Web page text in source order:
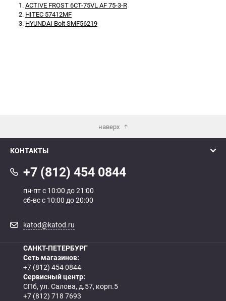
ACTIVE FROST 6СТ-75VL АF 75-3-R
HITEC 57412MF
HYUNDAI Bolt SMF56219
наверх
КОНТАКТЫ
+7 (812) 454 0844
пн-пт с 10:00 до 21:00
сб-вс с 10:00 до 20:00
katod@katod.ru
САНКТ-ПЕТЕРБУРГ
Сеть магазинов:
+7 (812) 454 0844
Сервисный центр:
СПб, ул. Салова, д.57, корп.5
+7 (812) 718 7693